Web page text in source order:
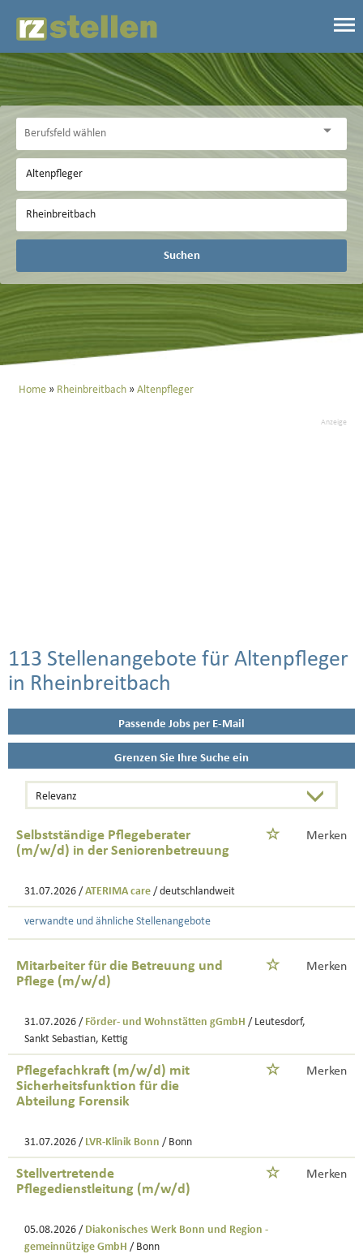
Suchen
Home Rheinbreitbach Altenpfleger
Anzeige
113 Stellenangebote für Altenpfleger
in Rheinbreitbach
Passende Jobs per E-Mail
Grenzen Sie Ihre Suche ein
Selbstständige Pflegeberater
(m/w/d) in der Seniorenbetreuung
Merken
31.07.2026 / ATERIMA care / deutschlandweit
verwandte und ähnliche Stellenangebote
Mitarbeiter für die Betreuung und
Pflege (m/w/d)
Merken
31.07.2026 / Förder- und Wohnstätten gGmbH / Leutesdorf,
Sankt Sebastian, Kettig
Pflegefachkraft (m/w/d) mit
Sicherheitsfunktion für die
Abteilung Forensik
Merken
31.07.2026 / LVR-Klinik Bonn / Bonn
Stellvertretende
Pflegedienstleitung (m/w/d)
Merken
05.08.2026 / Diakonisches Werk Bonn und Region -
gemeinnützige GmbH / Bonn